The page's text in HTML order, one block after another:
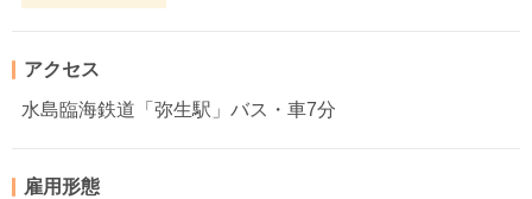
アクセス
水島臨海鉄道「弥生駅」バス・車7分
雇用形態